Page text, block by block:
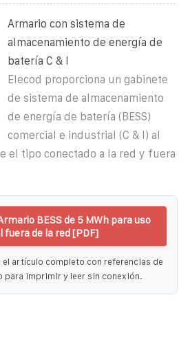
Armario con sistema de
almacenamiento de energía de
batería C & I
Elecod proporciona un gabinete
de sistema de almacenamiento
de energía de batería (BESS)
comercial e industrial (C & I) al
el tipo conectado a la red y fuera
BESS de 5 MWh para uso
fuera de la red [PDF]
el artículo completo con referencias de
para imprimir y leer sin conexión.